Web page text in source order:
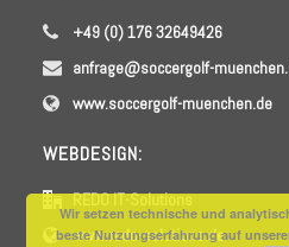
+49 (0) 176 32649426
anfrage@soccergolf-
www.soccergolf-muenchen.de
WEBDESIGN:
REDO IT-Solutions
www.redo-solutions.de
Wir setzen technische und
beste Nutzungserfahrung auf